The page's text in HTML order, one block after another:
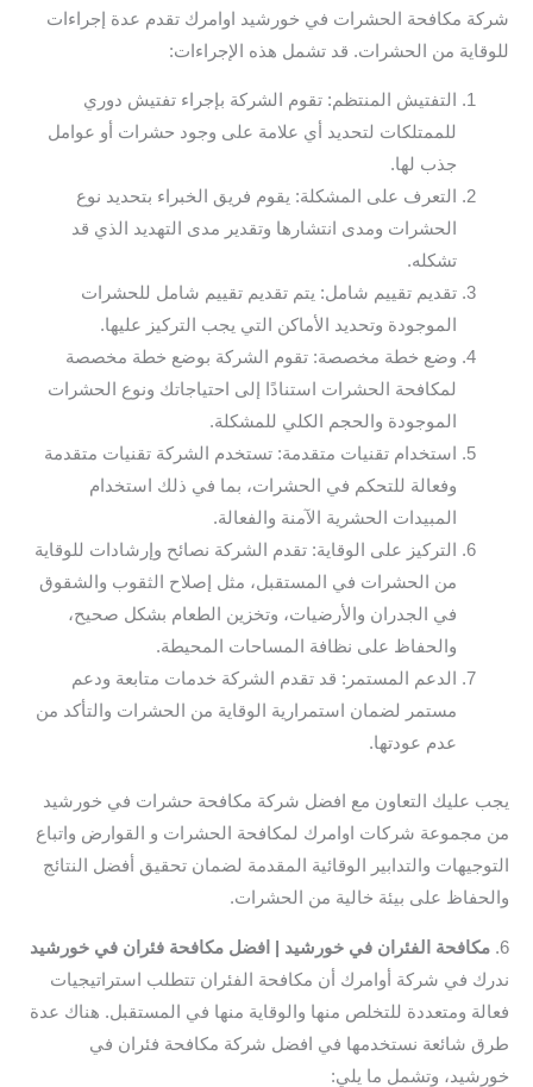
شركة مكافحة الحشرات في خورشيد اوامرك تقدم عدة إجراءات
للوقاية من الحشرات. قد تشمل هذه الإجراءات:
التفتيش المنتظم: تقوم الشركة بإجراء تفتيش دوري
للممتلكات لتحديد أي علامة على وجود حشرات أو عوامل
جذب لها.
التعرف على المشكلة: يقوم فريق الخبراء بتحديد نوع
الحشرات ومدى انتشارها وتقدير مدى التهديد الذي قد
تشكله.
تقديم تقييم شامل: يتم تقديم تقييم شامل للحشرات
الموجودة وتحديد الأماكن التي يجب التركيز عليها.
وضع خطة مخصصة: تقوم الشركة بوضع خطة مخصصة
لمكافحة الحشرات استنادًا إلى احتياجاتك ونوع الحشرات
الموجودة والحجم الكلي للمشكلة.
استخدام تقنيات متقدمة: تستخدم الشركة تقنيات متقدمة
وفعالة للتحكم في الحشرات، بما في ذلك استخدام
المبيدات الحشرية الآمنة والفعالة.
التركيز على الوقاية: تقدم الشركة نصائح وإرشادات للوقاية
من الحشرات في المستقبل، مثل إصلاح الثقوب والشقوق
في الجدران والأرضيات، وتخزين الطعام بشكل صحيح،
والحفاظ على نظافة المساحات المحيطة.
الدعم المستمر: قد تقدم الشركة خدمات متابعة ودعم
مستمر لضمان استمرارية الوقاية من الحشرات والتأكد من
عدم عودتها.
يجب عليك التعاون مع افضل شركة مكافحة حشرات في خورشيد
من مجموعة شركات اوامرك لمكافحة الحشرات و القوارض واتباع
التوجيهات والتدابير الوقائية المقدمة لضمان تحقيق أفضل النتائج
والحفاظ على بيئة خالية من الحشرات.
6. مكافحة الفئران في خورشيد | افضل مكافحة فئران في خورشيد
ندرك في شركة أوامرك أن مكافحة الفئران تتطلب استراتيجيات
فعالة ومتعددة للتخلص منها والوقاية منها في المستقبل. هناك عدة
طرق شائعة نستخدمها في افضل شركة مكافحة فئران في
خورشيد، وتشمل ما يلي: